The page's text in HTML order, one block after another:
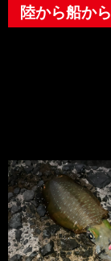
陸から船から